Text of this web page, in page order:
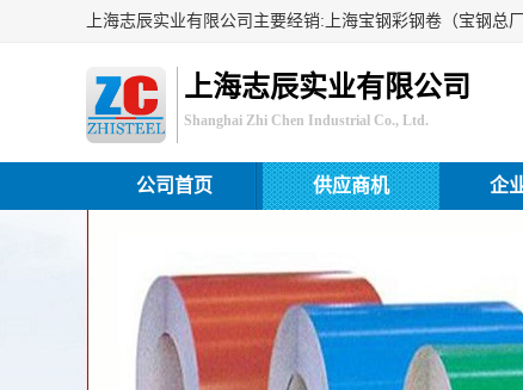
上海志辰实业有限公司
Shanghai Zhi Chen Industrial Co., Ltd.
公司首页 供应商机 企